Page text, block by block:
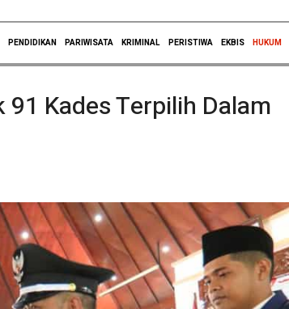
PENDIDIKAN PARIWISATA KRIMINAL PERISTIWA EKBIS HUKUM
Kades Terpilih Dalam